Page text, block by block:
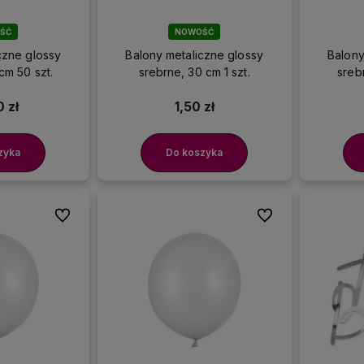
imprez, więc
wysokiej jakości
dostępne od ręki
glossy
50 szt.
zł
NOWOŚĆ
Balony metaliczne glossy
srebrne, 30 cm 1 szt.
1,50 zł
Do koszyka
Do ulubionych Do ulubionych